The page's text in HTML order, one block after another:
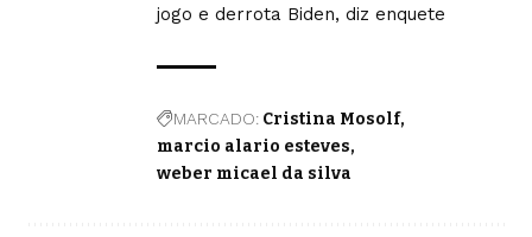
jogo e derrota Biden, diz enquete
MARCADO: Cristina Mosolf
marcio alario esteves
weber micael da silva